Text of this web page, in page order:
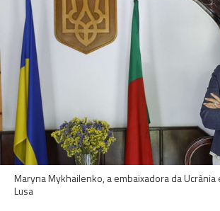
Maryna Mykhailenko, a embaixadora da Ucrânia
Lusa